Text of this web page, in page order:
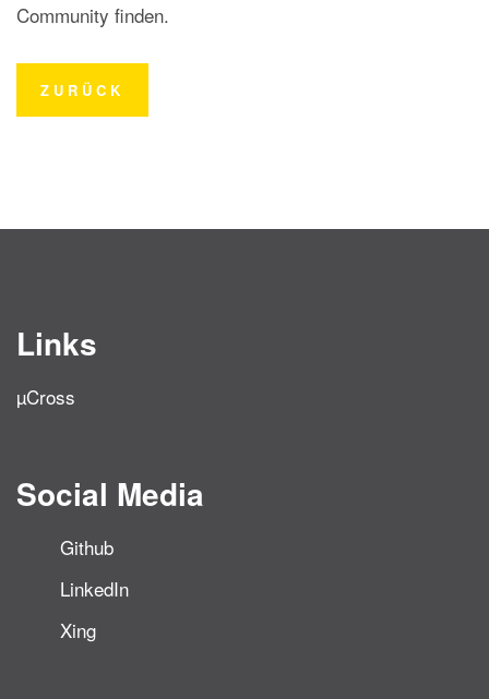
Community finden.
ZURÜCK
Links
µCross
Social Media
Github
LinkedIn
Xing